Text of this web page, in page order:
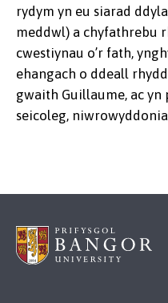
rydym yn eu siarad
meddwl) a chyfathrebu
cwestiynau o’r fath,
ehangach o ddeall
gwaith Guillaume, ac
seicoleg,